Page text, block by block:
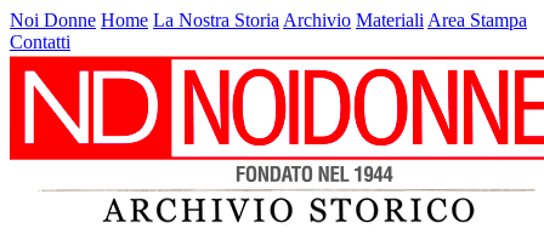
Noi Donne Home La Nostra Storia Archivio Materiali Area Stampa
Contatti